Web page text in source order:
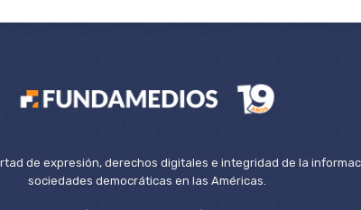
de expresión, derechos digitales e integridad de la
sociedades democráticas en las Américas.